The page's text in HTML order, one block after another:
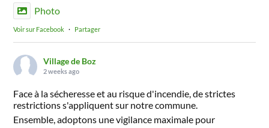
Photo
Voir sur Facebook · Partager
Village de Boz
2 weeks ago
Face à la sécheresse et au risque d'incendie, de strictes
restrictions s'appliquent sur notre commune.
Ensemble, adoptons une vigilance maximale pour